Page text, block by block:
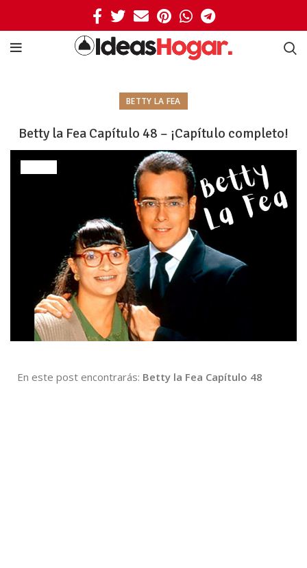
BETTY LA FEA
Betty la Fea Capítulo 48 – ¡Capítulo completo!
En este post encontrarás: Betty la Fea Capítulo 48